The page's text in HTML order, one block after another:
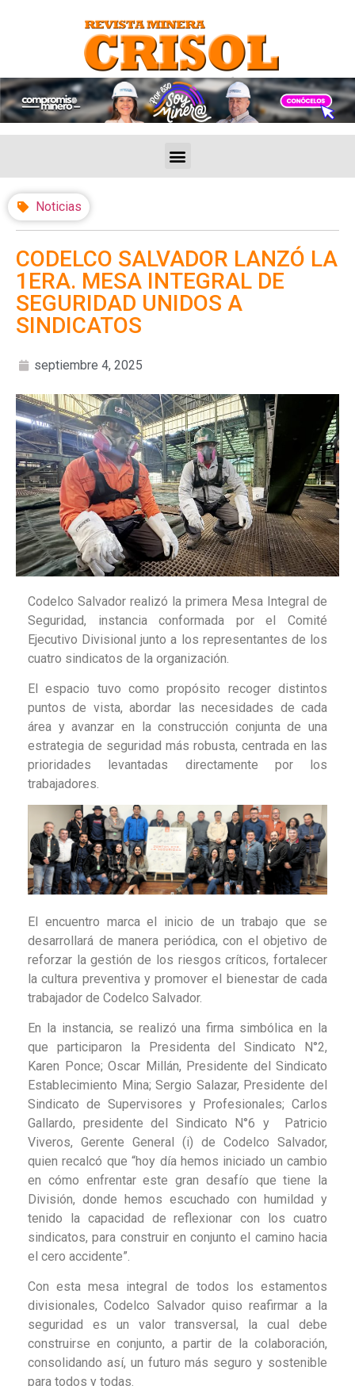
Noticias
CODELCO SALVADOR LANZÓ LA
1ERA. MESA INTEGRAL DE
SEGURIDAD UNIDOS A
SINDICATOS
septiembre 4, 2025
Codelco Salvador realizó la primera Mesa Integral de
Seguridad, instancia conformada por el Comité
Ejecutivo Divisional junto a los representantes de los
cuatro sindicatos de la organización.
El espacio tuvo como propósito recoger distintos
puntos de vista, abordar las necesidades de cada
área y avanzar en la construcción conjunta de una
estrategia de seguridad más robusta, centrada en las
prioridades levantadas directamente por los
trabajadores.
El encuentro marca el inicio de un trabajo que se
desarrollará de manera periódica, con el objetivo de
reforzar la gestión de los riesgos críticos, fortalecer
la cultura preventiva y promover el bienestar de cada
trabajador de Codelco Salvador.
En la instancia, se realizó una firma simbólica en la
que participaron la Presidenta del Sindicato N°2,
Karen Ponce; Oscar Millán, Presidente del Sindicato
Establecimiento Mina; Sergio Salazar, Presidente del
Sindicato de Supervisores y Profesionales; Carlos
Gallardo, presidente del Sindicato N°6 y Patricio
Viveros, Gerente General (i) de Codelco Salvador,
quien recalcó que “hoy día hemos iniciado un cambio
en cómo enfrentar este gran desafío que tiene la
División, donde hemos escuchado con humildad y
tenido la capacidad de reflexionar con los cuatro
sindicatos, para construir en conjunto el camino hacia
el cero accidente”.
Con esta mesa integral de todos los estamentos
divisionales, Codelco Salvador quiso reafirmar a la
seguridad es un valor transversal, la cual debe
construirse en conjunto, a partir de la colaboración,
consolidando así, un futuro más seguro y sostenible
para todos y todas.